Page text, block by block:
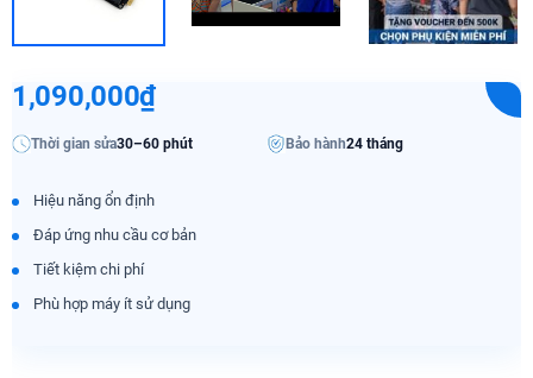
1,090,000₫
Thời gian sửa30–60 phút Bảo hành24 tháng
Hiệu năng ổn định
Đáp ứng nhu cầu cơ bản
Tiết kiệm chi phí
Phù hợp máy ít sử dụng